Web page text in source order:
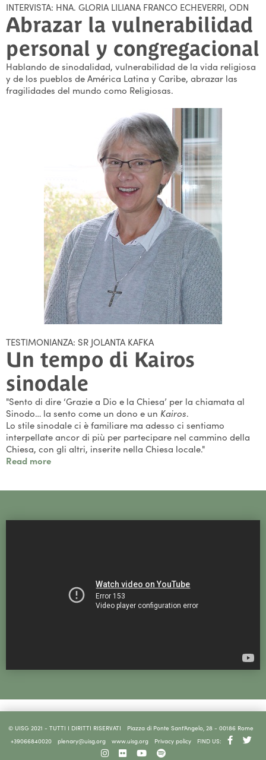
INTERVISTA: HNA. GLORIA LILIANA FRANCO ECHEVERRI, ODN
Abrazar la vulnerabilidad
personal y congregacional
Hablando de sinodalidad, vulnerabilidad de la vida religiosa
y de los pueblos de América Latina y Caribe, abrazar las
fragilidades del mundo como Religiosas.
TESTIMONIANZA: SR JOLANTA KAFKA
Un tempo di Kairos
sinodale
"Sento di dire ‘Grazie a Dio e la Chiesa’ per la chiamata al
Sinodo… la sento come un dono e un Kairos.
Lo stile sinodale ci è familiare ma adesso ci sentiamo
interpellate ancor di più per partecipare nel cammino della
Chiesa, con gli altri, inserite nella Chiesa locale."
Read more
© UISG 2021 - TUTTI I DIRITTI RISERVATI
Piazza di Ponte Sant'Angelo, 28 - 00186 Rome
+39066840020
plenary@uisg.org www.uisg.org Privacy policy FIND US: